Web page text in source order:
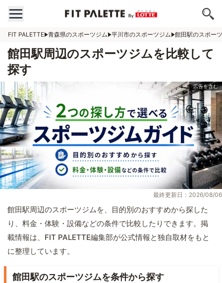
FIT PALETTE 青森県のスポーツジム 平川市のスポーツジム 館田駅のスポー
館田駅周辺のスポーツジムを比較して
探す
最終更新日：2026/08/06
館田駅周辺のスポーツジムを、目的別のおすすめから探した
り、料金・体験・設備などの条件で比較したりできます。掲
載情報は、FIT PALETTE編集部が公式情報と独自取材をもと
に整理しています。
館田駅のスポーツジムを条件から探す